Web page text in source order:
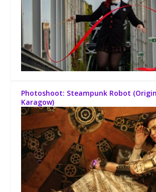
Photoshoot: Steampunk Robot
Karagow)